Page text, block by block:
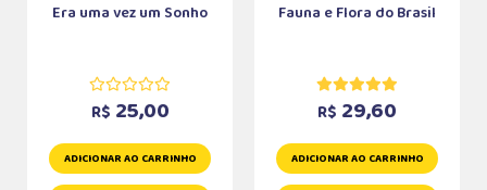
Era uma vez um Sonho
R$ 25,00
ADICIONAR AO CARRINHO
Fauna e Flora do Brasil
R$ 29,60
ADICIONAR AO CARRINHO